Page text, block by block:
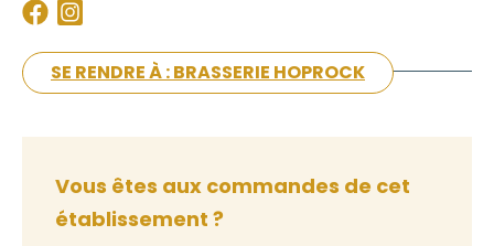
SE RENDRE À : BRASSERIE HOPROCK
Vous êtes aux commandes de cet
établissement ?